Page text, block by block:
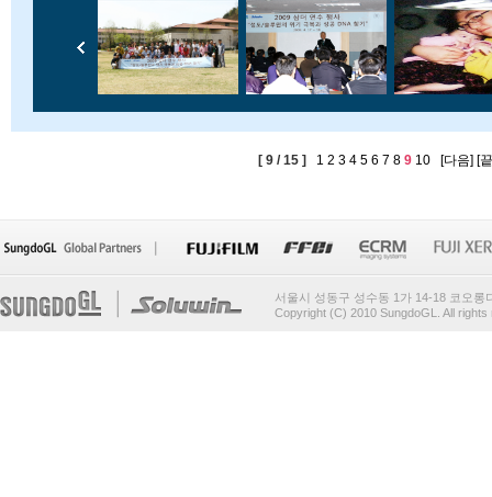
[ 9 / 15 ] 1 2 3 4 5 6 7 8 9 10 [다음] [
서울시 성동구 성수동 1가 14-18 코오
Copyright (C) 2010 SungdoGL. All